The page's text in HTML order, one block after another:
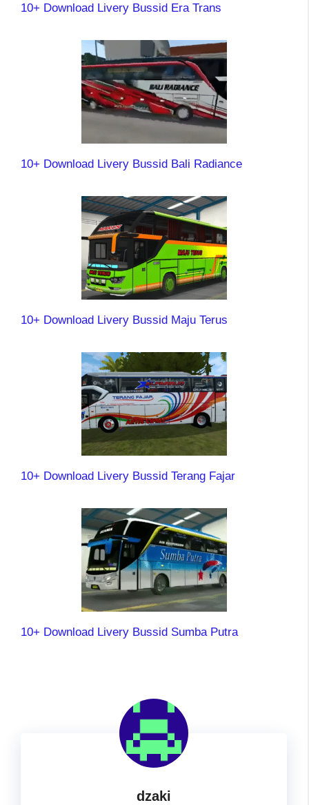
10+ Download Livery Bussid Era Trans
10+ Download Livery Bussid Bali Radiance
10+ Download Livery Bussid Maju Terus
10+ Download Livery Bussid Terang Fajar
10+ Download Livery Bussid Sumba Putra
dzaki